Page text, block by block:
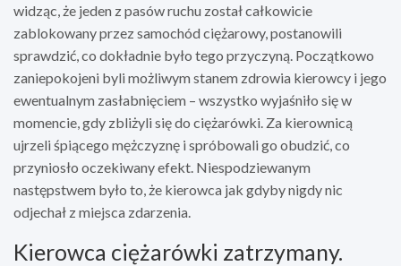
widząc, że jeden z pasów ruchu został całkowicie
zablokowany przez samochód ciężarowy, postanowili
sprawdzić, co dokładnie było tego przyczyną. Początkowo
zaniepokojeni byli możliwym stanem zdrowia kierowcy i jego
ewentualnym zasłabnięciem – wszystko wyjaśniło się w
momencie, gdy zbliżyli się do ciężarówki. Za kierownicą
ujrzeli śpiącego mężczyznę i spróbowali go obudzić, co
przyniosło oczekiwany efekt. Niespodziewanym
następstwem było to, że kierowca jak gdyby nigdy nic
odjechał z miejsca zdarzenia.
Kierowca ciężarówki zatrzymany.